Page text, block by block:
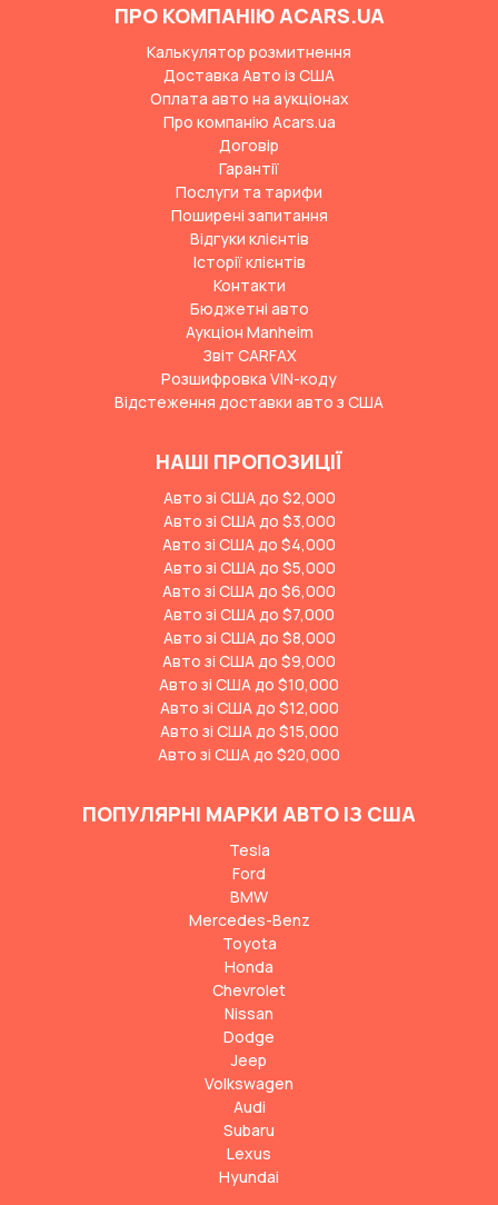
ПРО КОМПАНІЮ ACARS.UA
Калькулятор розмитнення
Доставка Авто із США
Оплата авто на аукціонах
Про компанію Acars.ua
Договір
Гарантії
Послуги та тарифи
Поширені запитання
Відгуки клієнтів
Історії клієнтів
Контакти
Бюджетні авто
Аукціон Manheim
Звіт CARFAX
Розшифровка VIN-коду
Відстеження доставки авто з США
НАШІ ПРОПОЗИЦІЇ
Авто зі США до $2,000
Авто зі США до $3,000
Авто зі США до $4,000
Авто зі США до $5,000
Авто зі США до $6,000
Авто зі США до $7,000
Авто зі США до $8,000
Авто зі США до $9,000
Авто зі США до $10,000
Авто зі США до $12,000
Авто зі США до $15,000
Авто зі США до $20,000
ПОПУЛЯРНІ МАРКИ АВТО ІЗ США
Tesla
Ford
BMW
Mercedes-Benz
Toyota
Honda
Chevrolet
Nissan
Dodge
Jeep
Volkswagen
Audi
Subaru
Lexus
Hyundai